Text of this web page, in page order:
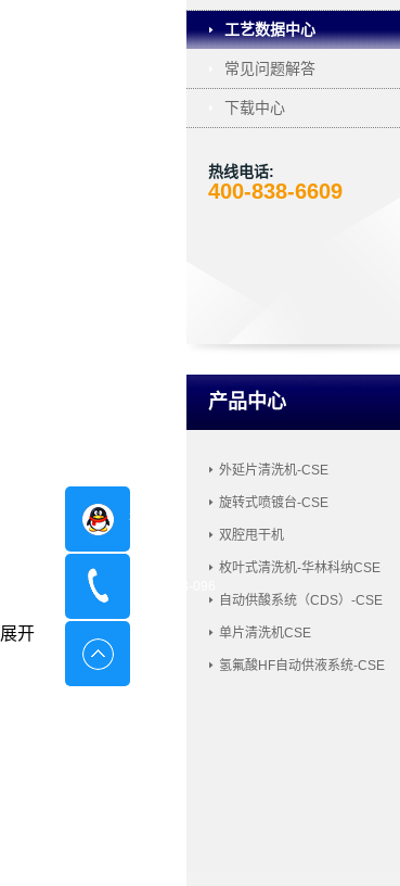
工艺数据中心
常见问题解答
下载中心
热线电话:
400-838-6609
产品中心
外延片清洗机-CSE
旋转式喷镀台-CSE
双腔甩干机
枚叶式清洗机-华林科纳CSE
自动供酸系统（CDS）-CSE
单片清洗机CSE
氢氟酸HF自动供液系统-CSE
在线咨询
展开